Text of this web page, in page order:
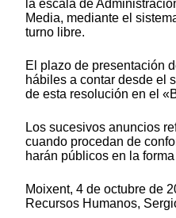
la escala de
Media, mediante el
turno libre.
El plazo de presentación
hábiles a contar desde el
de esta resolución en el
Los sucesivos anuncios
cuando procedan de
harán públicos en la
Moixent, 4 de octubre de
Recursos Humanos,